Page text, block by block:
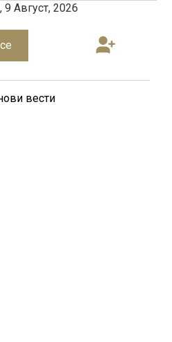
9 Август, 2026
вести